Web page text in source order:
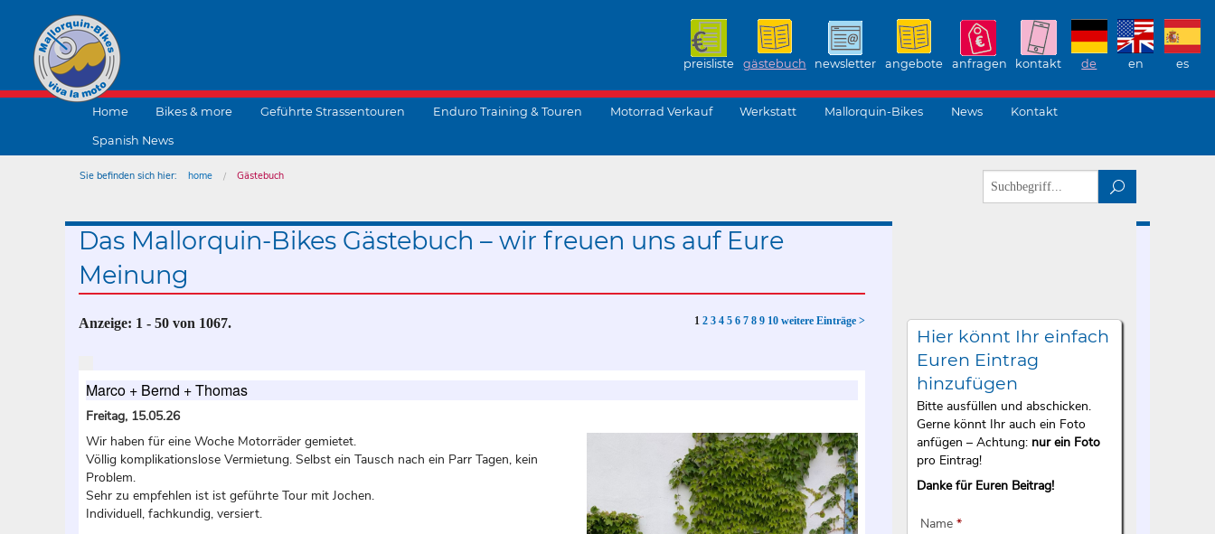
preisliste gästebuch newsletter angebote anfragen kontakt de en es
Home Bikes & more Geführte Strassentouren Enduro Training & Touren Motorrad Verkauf Werkstatt Mallorquin-Bikes News Kontakt
Spanish News
Sie befinden sich hier: home
Gästebuch
Hier könnt Ihr einfach
Euren Eintrag
hinzufügen
Bitte ausfüllen und abschicken.
Gerne könnt Ihr auch ein Foto
anfügen – Achtung: nur ein Foto
pro Eintrag!
Danke für Euren Beitrag!
Name *
Das Mallorquin-Bikes Gästebuch – wir freuen uns auf Eure
Meinung
Anzeige: 1 - 50 von 1067. 1 2 3 4 5 6 7 8 9 10 weitere Einträge >
Marco + Bernd + Thomas
Freitag, 15.05.26
Wir haben für eine Woche Motorräder gemietet.
Völlig komplikationslose Vermietung. Selbst ein Tausch nach ein Parr Tagen, kein
Problem.
Sehr zu empfehlen ist ist geführte Tour mit Jochen.
Individuell, fachkundig, versiert.